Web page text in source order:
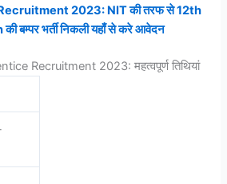
2023: NIT की तरफ से 12th
बम्पर भर्ती निकली यहाँ से करे आवेदन
Recruitment 2023: महत्वपूर्ण तिथियां